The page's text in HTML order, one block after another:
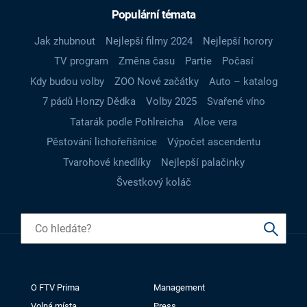
Populární témata
Jak zhubnout Nejlepší filmy 2024
Nejlepší horory
TV program
Změna času Partie
Počasí
Kdy budou volby
ZOO Nové začátky
Auto – katalog
7 pádů Honzy Dědka
Volby 2025
Svařené víno
Tatarák podle Pohlreicha
Aloe vera
Pěstování lichořeřišnice
Výpočet ascendentu
Tvarohové knedlíky
Nejlepší palačinky
Švestkový koláč
O FTV Prima
Management